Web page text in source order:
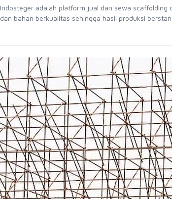
Indosteger adalah platform jual dan sewa scaffolding
dan bahan berkualitas sehingga hasil produksi